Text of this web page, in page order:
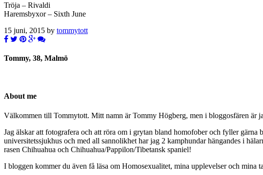
Tröja – Rivaldi
Haremsbyxor – Sixth June
15 juni, 2015 by tommytott
Tommy, 38, Malmö
About me
Välkommen till Tommytott. Mitt namn är Tommy Högberg, men i bloggosfären är
Jag älskar att fotografera och att röra om i grytan bland homofober och fyller
universitetssjukhus och med all sannolikhet har jag 2 kamphundar hängandes i
rasen Chihuahua och Chihuahua/Pappilon/Tibetansk spaniel!
I bloggen kommer du även få läsa om Homosexualitet, mina upplevelser och